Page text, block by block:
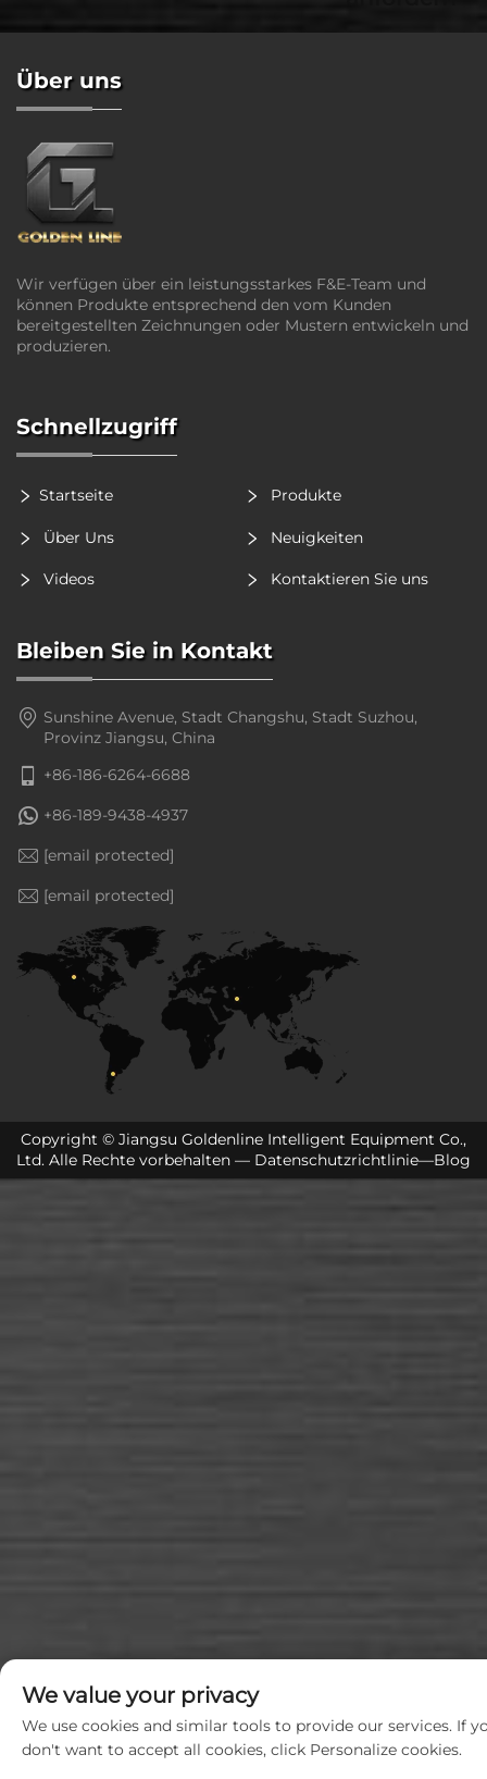
Über uns
Wir verfügen über ein leistungsstarkes F&E-Team und
können Produkte entsprechend den vom Kunden
bereitgestellten Zeichnungen oder Mustern entwickeln und
produzieren.
Schnellzugriff
Startseite Produkte
Über Uns Neuigkeiten
Videos Kontaktieren Sie uns
Bleiben Sie in Kontakt
Sunshine Avenue, Stadt Changshu, Stadt Suzhou,
Provinz Jiangsu, China
+86-186-6264-6688
+86-189-9438-4937
[email protected]
[email protected]
Copyright © Jiangsu Goldenline Intelligent Equipment Co.,
Ltd. Alle Rechte vorbehalten — Datenschutzrichtlinie—Blog
We value your privacy
We use cookies and similar tools to provide our services. If
don't want to accept all cookies, click Personalize cookies.